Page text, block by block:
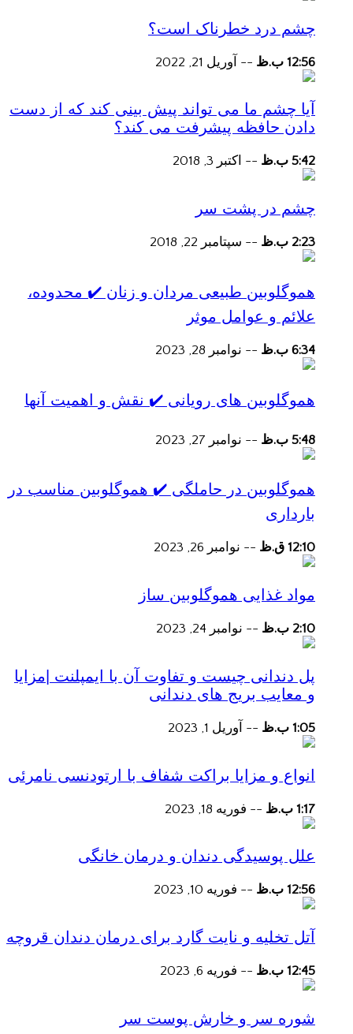
چشم درد خطرناک است؟
12:56 ب.ظ -- آوریل 21, 2022
آیا چشم ما می تواند پیش بینی کند که از دست
دادن حافظه پیشرفت می کند؟
5:42 ب.ظ -- اکتبر 3, 2018
چشم در پشت سر
2:23 ب.ظ -- سپتامبر 22, 2018
هموگلوبین طبیعی مردان و زنان ✔️ محدوده،
علائم و عوامل موثر
6:34 ب.ظ -- نوامبر 28, 2023
هموگلوبین های رویانی ✔️ نقش و اهمیت آنها
5:48 ب.ظ -- نوامبر 27, 2023
هموگلوبین در حاملگی ✔️ هموگلوبین مناسب در
بارداری
12:10 ق.ظ -- نوامبر 26, 2023
مواد غذایی هموگلوبین ساز
2:10 ب.ظ -- نوامبر 24, 2023
پل دندانی چیست و تفاوت آن با ایمپلنت |مزایا
و معایب بریج های دندانی
1:05 ب.ظ -- آوریل 1, 2023
انواع و مزایا براکت شفاف با ارتودنسی نامرئی
1:17 ب.ظ -- فوریه 18, 2023
علل پوسیدگی دندان و درمان خانگی
12:56 ب.ظ -- فوریه 10, 2023
آتل تخلیه و نایت گارد برای درمان دندان قروچه
12:45 ب.ظ -- فوریه 6, 2023
شوره سر و خارش پوست سر